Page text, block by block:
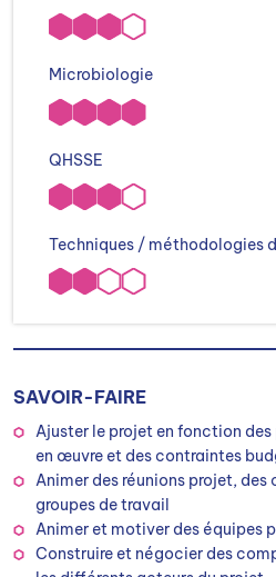
Microbiologie
QHSSE
Techniques / méthodologies
SAVOIR-FAIRE
Ajuster le projet en fonction
en œuvre et des contraintes
Animer des réunions projet,
groupes de travail
Animer et motiver des équipes
Construire et négocier des